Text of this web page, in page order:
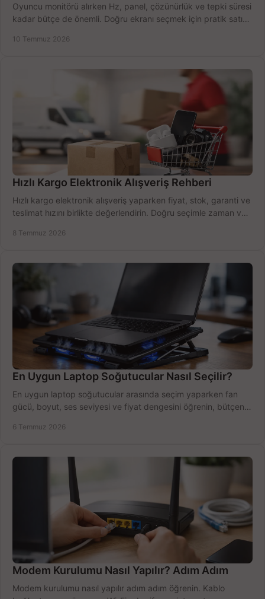
Oyuncu monitörü alırken Hz, panel, çözünürlük ve tepki süresi
kadar bütçe de önemli. Doğru ekranı seçmek için pratik satın
10 Temmuz 2026
Hızlı Kargo Elektronik Alışveriş Rehberi
Hızlı kargo elektronik alışveriş yaparken fiyat, stok, garanti ve
teslimat hızını birlikte değerlendirin. Doğru seçimle zaman ve
8 Temmuz 2026
En Uygun Laptop Soğutucular Nasıl Seçilir?
En uygun laptop soğutucular arasında seçim yaparken fan
gücü, boyut, ses seviyesi ve fiyat dengesini öğrenin, bütçenizi
6 Temmuz 2026
Modem Kurulumu Nasıl Yapılır? Adım Adım
Modem kurulumu nasıl yapılır adım adım öğrenin. Kablo